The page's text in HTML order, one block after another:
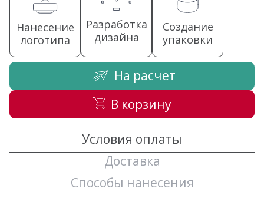
Нанесение
логотипа
Разработка
дизайна
Создание
упаковки
На расчет
В корзину
Условия оплаты
Доставка
Способы нанесения